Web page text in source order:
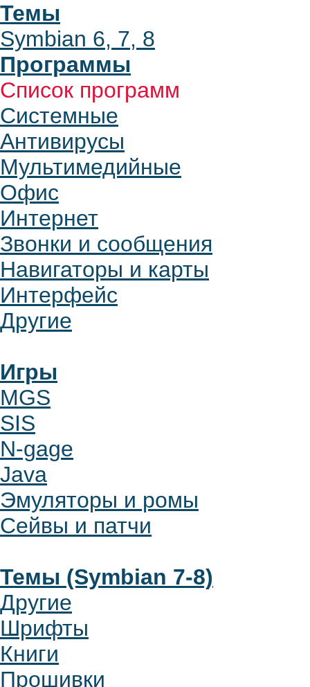
Темы
Symbian 6, 7, 8
Программы
Список программ
Системные
Антивирусы
Мультимедийные
Офис
Интернет
Звонки и сообщения
Навигаторы и карты
Интерфейс
Другие
Игры
MGS
SIS
N-gage
Java
Эмуляторы и ромы
Сейвы и патчи
Темы (Symbian 7-8)
Другие
Шрифты
Книги
Прошивки